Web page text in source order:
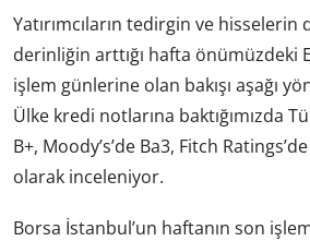
Yatırımcıların tedirgin ve hisselerin
derinliğin arttığı hafta önümüzdeki
işlem günlerine olan bakışı aşağı
Ülke kredi notlarına baktığımızda
B+, Moody’s’de Ba3, Fitch
olarak inceleniyor.
Borsa İstanbul’un haftanın son